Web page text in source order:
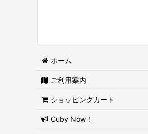
ホーム
ご利用案内
ショッピングカート
Cuby Now！